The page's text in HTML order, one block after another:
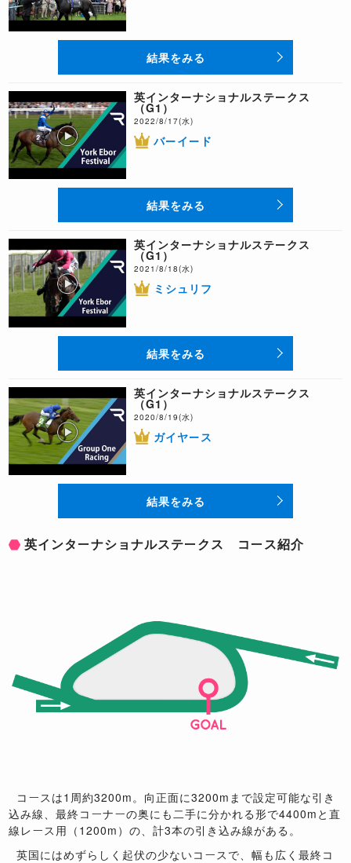
結果をみる
英インターナショナルステークス
（G1）
2022/8/17(水)
バーイード
結果をみる
英インターナショナルステークス
（G1）
2021/8/18(水)
ミシュリフ
結果をみる
英インターナショナルステークス
（G1）
2020/8/19(水)
ガイヤース
結果をみる
英インターナショナルステークス コース紹介
コースは1周約3200m。向正面に3200mまで設定可能な引き
込み線、最終コーナーの奥にも二手に分かれる形で4400mと直
線レース用（1200m）の、計3本の引き込み線がある。
英国にはめずらしく起伏の少ないコースで、幅も広く最終コ